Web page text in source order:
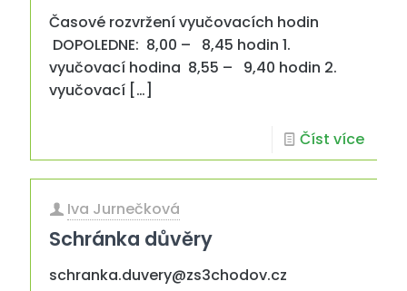
Časové rozvržení vyučovacích hodin
DOPOLEDNE: 8,00 – 8,45 hodin 1.
vyučovací hodina 8,55 – 9,40 hodin 2.
vyučovací […]
Číst více
Iva Jurnečková
Schránka důvěry
schranka.duvery@zs3chodov.cz